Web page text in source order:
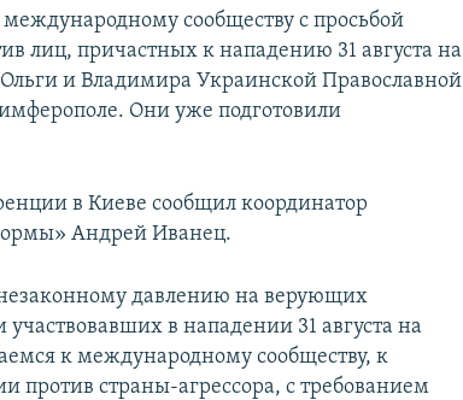
сообществу с просьбой
лиц, причастных к нападению 31 августа на
и Владимира Украинской Православной
Они уже подготовили
в Киеве сообщил координатор
Андрей Иванец.
давлению на верующих
участвовавших в нападении 31 августа на
к международному сообществу, к
против страны-агрессора, с требованием